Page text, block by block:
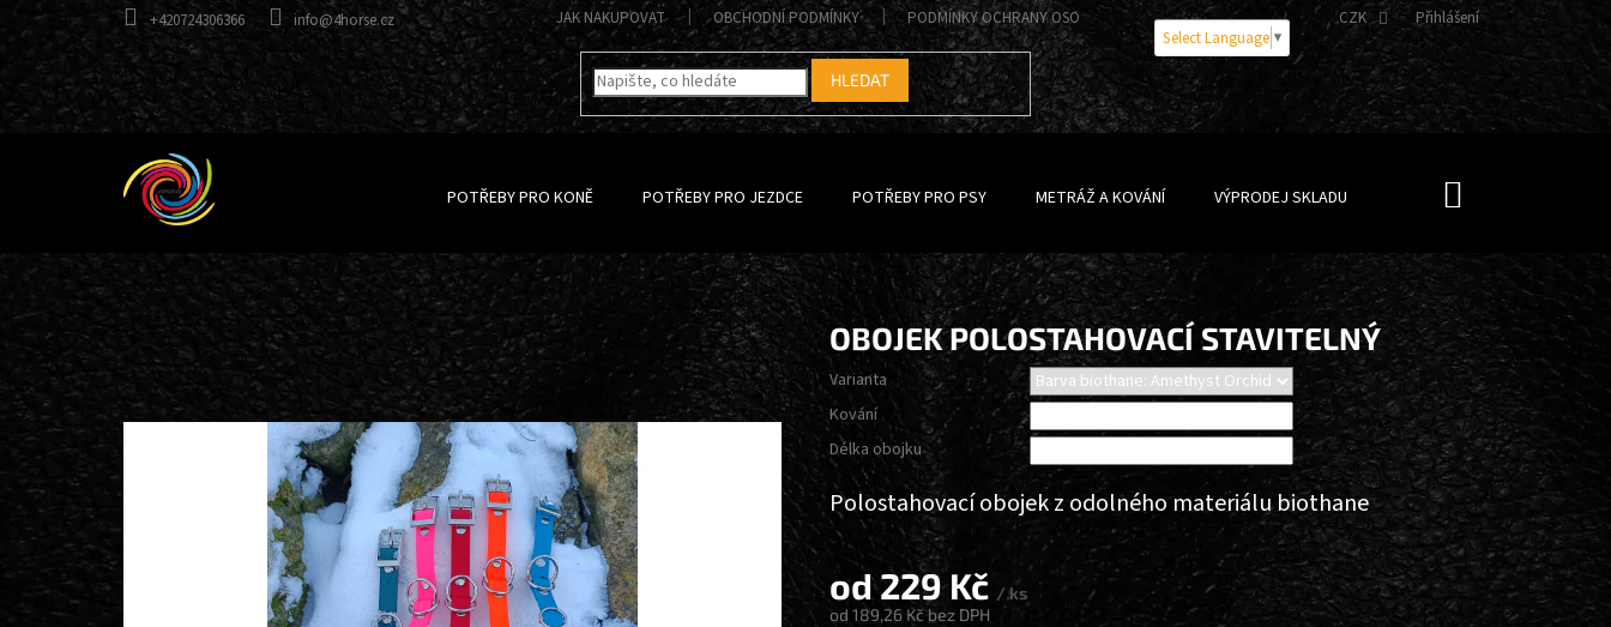
+420724306366 info@4horse.cz JAK NAKUPOVAT OBCHODNÍ PODMÍNKY PODMÍNKY OCHRANY OSOBNÍCH ÚDAJŮ CZK Přihlášení
Select Language ▼
HLEDAT
POTŘEBY PRO KONĚ POTŘEBY PRO JEZDCE POTŘEBY PRO PSY METRÁŽ A KOVÁNÍ VÝPRODEJ SKLADU
OBOJEK POLOSTAHOVACÍ STAVITELNÝ
od229 Kč / ks
od 189,26 Kčbez DPH
Varianta
Kování
Délka obojku
Polostahovací obojek z odolného materiálu biothane